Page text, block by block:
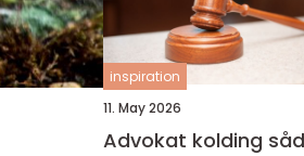
inspiration
11. May 2026
Advokat kolding sådan